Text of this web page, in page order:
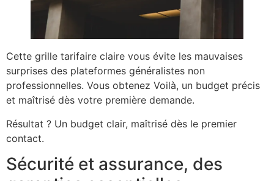
Cette grille tarifaire claire vous évite les mauvaises
surprises des plateformes généralistes non
professionnelles. Vous obtenez Voilà, un budget précis
et maîtrisé dès votre première demande.
Résultat ? Un budget clair, maîtrisé dès le premier
contact.
Sécurité et assurance, des